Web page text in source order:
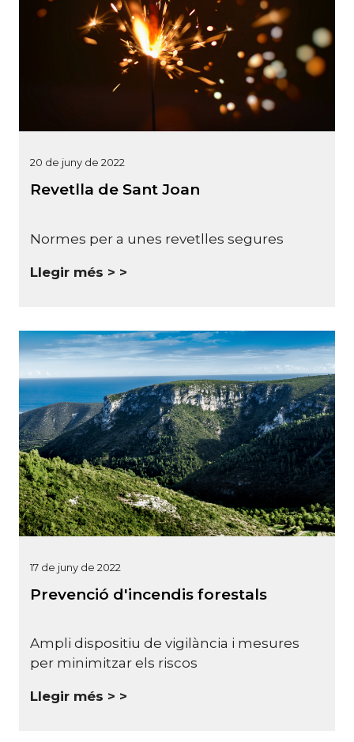
20 de juny de 2022
Revetlla de Sant Joan
Normes per a unes revetlles segures
Llegir més >
17 de juny de 2022
Prevenció d'incendis forestals
Ampli dispositiu de vigilància i mesures
per minimitzar els riscos
Llegir més >